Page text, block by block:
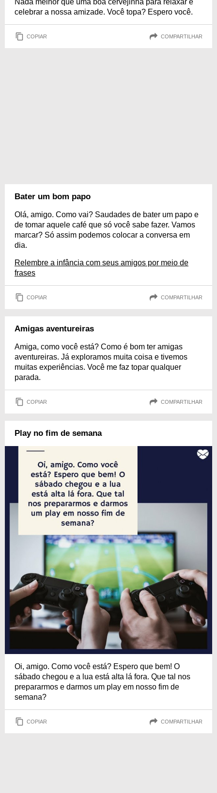
Nada melhor que uma boa cervejinha para relaxar e
celebrar a nossa amizade. Você topa? Espero você.
COPIAR COMPARTILHAR
Bater um bom papo
Olá, amigo. Como vai? Saudades de bater um papo e
de tomar aquele café que só você sabe fazer. Vamos
marcar? Só assim podemos colocar a conversa em
dia.
Relembre a infância com seus amigos por meio de
frases
COPIAR COMPARTILHAR
Amigas aventureiras
Amiga, como você está? Como é bom ter amigas
aventureiras. Já exploramos muita coisa e tivemos
muitas experiências. Você me faz topar qualquer
parada.
COPIAR COMPARTILHAR
Play no fim de semana
Oi, amigo. Como você está? Espero que bem! O
sábado chegou e a lua está alta lá fora. Que tal nos
prepararmos e darmos um play em nosso fim de
semana?
COPIAR COMPARTILHAR